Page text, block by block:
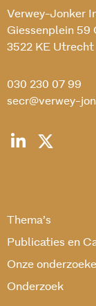
Verwey-Jonker
Giessenplein 59
3522 KE Utrecht
030 230 07 99
secr@verwey-
Thema’s
Publicaties en
Onze
Onderzoek